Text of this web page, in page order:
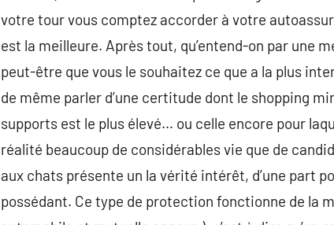
votre tour vous comptez accorder à votre
est la meilleure. Après tout, qu’entend-on par une
peut-être que vous le souhaitez ce que a la plus
de même parler d’une certitude dont le shopping
supports est le plus élevé… ou celle encore pour
réalité beaucoup de considérables vie que de
aux chats présente un la vérité intérêt, d’une part
possédant. Ce type de protection fonctionne de la